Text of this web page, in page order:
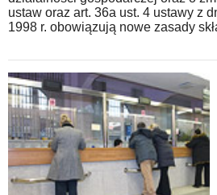
ustaw oraz art. 36a ust. 4 ustawy z
1998 r. obowiązują nowe zasady